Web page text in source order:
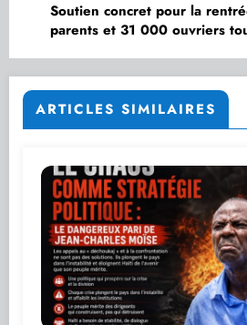
Soutien concret pour la
parents et 31 000 ouvriers
ARTICLES SIMILAIRES